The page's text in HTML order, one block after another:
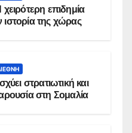
επιδημία
της χώρας
στρατιωτική και
στη Σομαλία